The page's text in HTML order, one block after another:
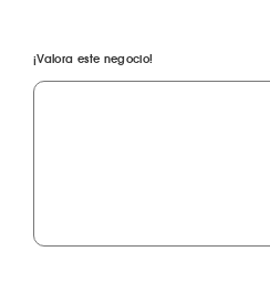
¡Valora este negocio!